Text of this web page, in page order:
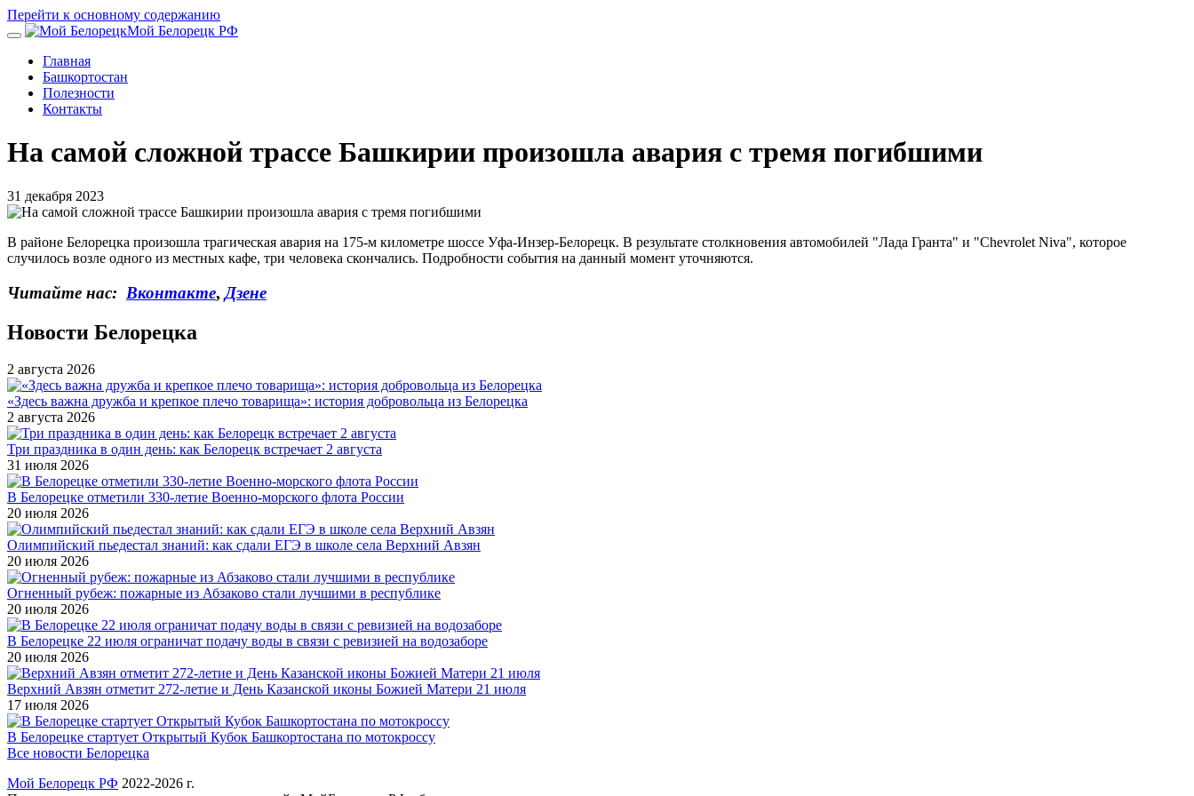
Перейти к основному содержанию
Мой Белорецк РФ
Главная
Башкортостан
Полезности
Контакты
На самой сложной трассе Башкирии произошла авария с тремя погибшими
31 декабря 2023
В районе Белорецка произошла трагическая авария на 175-м километре шоссе Уфа-Инзер-Белорецк. В результате столкновения автомобилей "Лада Гранта" и "Chevrolet Niva", которое
случилось возле одного из местных кафе, три человека скончались. Подробности события на данный момент уточняются.
Читайте нас: Вконтакте, Дзене
Новости Белорецка
2 августа 2026
«Здесь важна дружба и крепкое плечо товарища»: история добровольца из Белорецка
2 августа 2026
Три праздника в один день: как Белорецк встречает 2 августа
31 июля 2026
В Белорецке отметили 330-летие Военно-морского флота России
20 июля 2026
Олимпийский пьедестал знаний: как сдали ЕГЭ в школе села Верхний Авзян
20 июля 2026
Огненный рубеж: пожарные из Абзаково стали лучшими в республике
20 июля 2026
В Белорецке 22 июля ограничат подачу воды в связи с ревизией на водозаборе
20 июля 2026
Верхний Авзян отметит 272-летие и День Казанской иконы Божией Матери 21 июля
17 июля 2026
В Белорецке стартует Открытый Кубок Башкортостана по мотокроссу
Все новости Белорецка
Мой Белорецк РФ 2022-2026 г.